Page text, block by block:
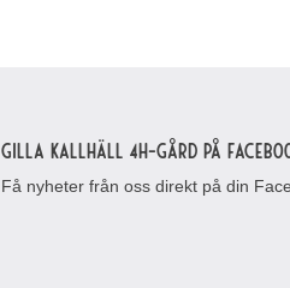
Gilla Kallhäll 4H-gård på
Få nyheter från oss direkt på din